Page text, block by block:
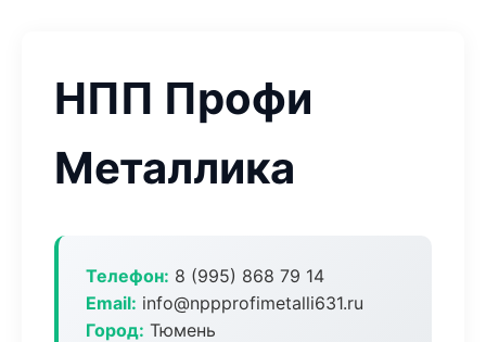
НПП Профи
Металлика
Телефон: 8 (995) 868 79 14
Email: info@nppprofimetalli631.ru
Город: Тюмень